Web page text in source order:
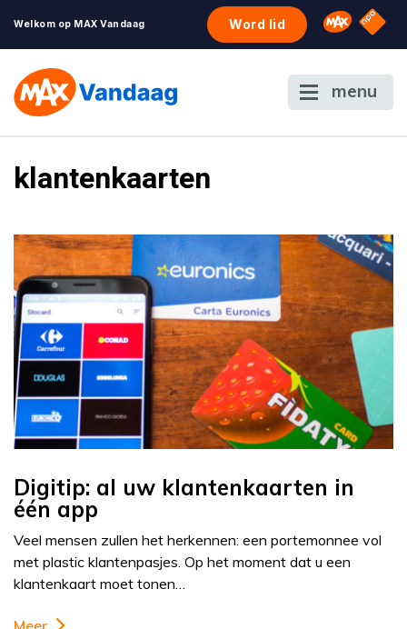
Welkom op MAX Vandaag Word lid Omroep
NPO
menu
klantenkaarten
Digitip: al uw klantenkaarten in
één app
Veel mensen zullen het herkennen: een portemonnee vol
met plastic klantenpasjes. Op het moment dat u een
klantenkaart moet tonen…